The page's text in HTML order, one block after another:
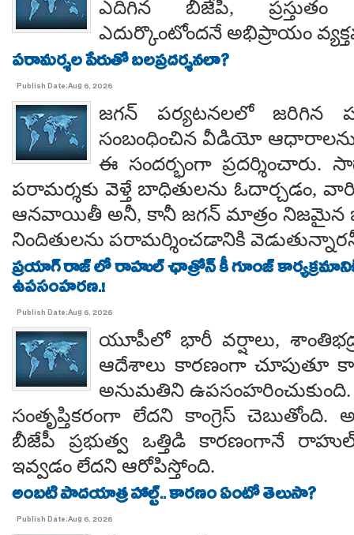
ఎదిగిన బీజేపీ, ప్రస్తుతం
ఎదుర్కొంటోందనే అభిప్రాయం
పరామర్శల పేరుతో బలప్రదర్శనలా?
Publish Date:Aug 6, 2026
జగన్ పర్యటనలలో జరిగిన
సంబంధించిన వీడియో
ఈ సందర్భంగా
పరామర్శకు వెళ్తే బాధితులను ఓదార్చడం,
ఆనవాయితీ అనీ, కానీ జగన్ మాత్రం నిజమైన
నిందితులను పరామర్శించడానికి
ప్రయాగ్ రాజ్ లో రాహుల్ ఛాత్రోన్ కీ గూంజ్
ఉపసంహరణ.!
Publish Date:Aug 6, 2026
యూపీలో భారీ వర్షాలు,
ఆదేశాలు కారణంగా చూపుతూ
అనుమతిని
సంతృప్తికరంగా లేదని కాంగ్రెస్ చెబుతోంది.
బీజేపీ ప్రభుత్వ ఒత్తిడి కారణంగానే
ఇవ్వడం లేదని ఆరోపిస్తోంది.
అంబటి పాదయాత్ర హాల్ట్.. కారణం ఏంటో తెలుసా?
Publish Date:Aug 6, 2026